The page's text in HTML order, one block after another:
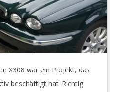
X308 war ein Projekt, das
beschäftigt hat. Richtig